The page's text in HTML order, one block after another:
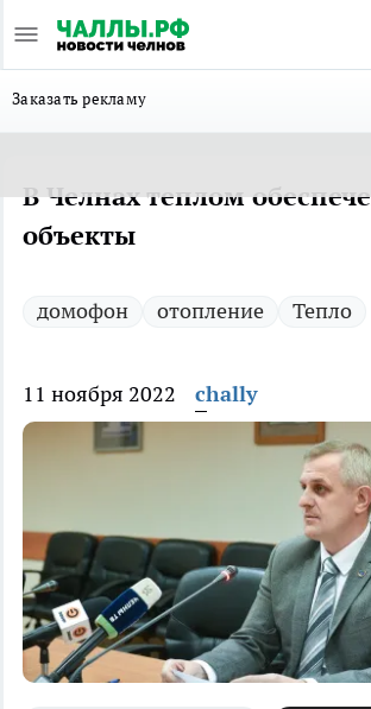
Заказать рекламу
В Челнах теплом
объекты
домофон отопление Тепло
11 ноября 2022 chally